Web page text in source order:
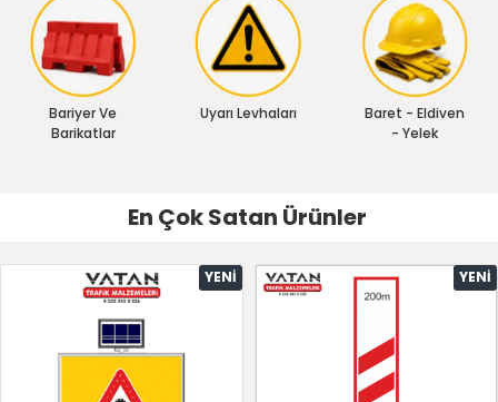
Bariyer Ve
Barikatlar
Uyarı Levhaları
Baret - Eldiven
- Yelek
En Çok Satan Ürünler
YENI YENI